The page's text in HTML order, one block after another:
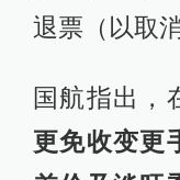
退票（以取
国航指出，
更免收变更